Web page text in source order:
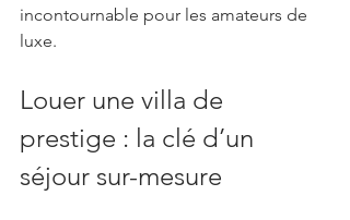
incontournable pour les amateurs de
luxe.
Louer une villa de
prestige : la clé d’un
séjour sur-mesure